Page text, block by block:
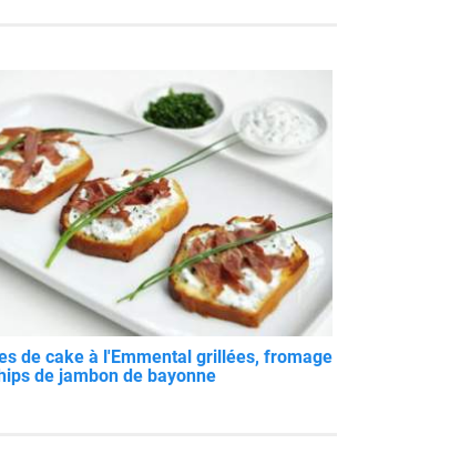
de cake à l'Emmental grillées, fromage
de jambon de bayonne